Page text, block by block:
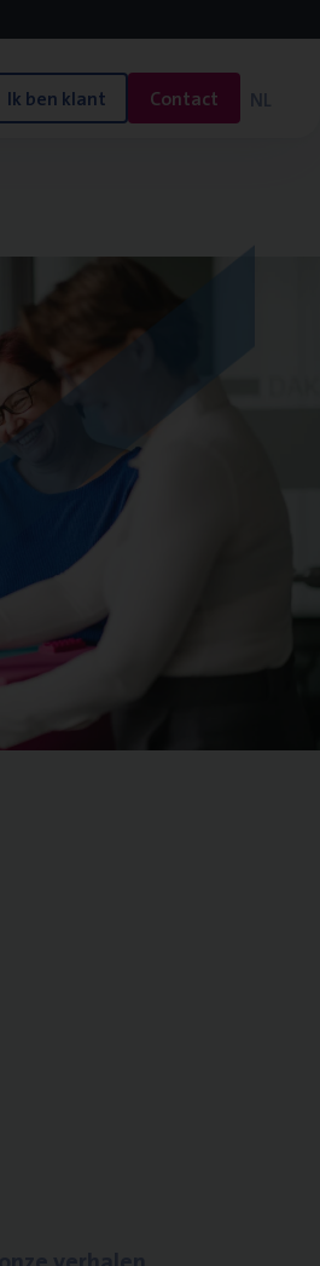
Ik ben klant Contact NL